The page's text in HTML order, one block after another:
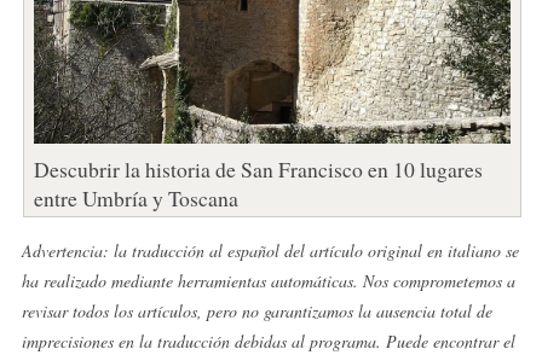
Descubrir la historia de San Francisco en 10 lugares
entre Umbría y Toscana
Advertencia: la traducción al español del artículo original en italiano se
ha realizado mediante herramientas automáticas. Nos comprometemos a
revisar todos los artículos, pero no garantizamos la ausencia total de
imprecisiones en la traducción debidas al programa. Puede encontrar el